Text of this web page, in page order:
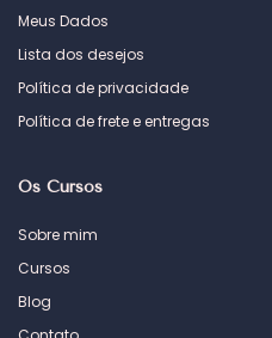
Meus Dados
Lista dos desejos
Política de privacidade
Política de frete e entregas
Os Cursos
Sobre mim
Cursos
Blog